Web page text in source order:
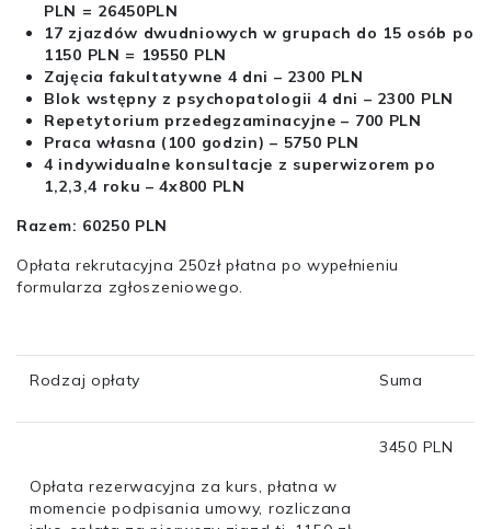
PLN = 26450PLN
17 zjazdów dwudniowych w grupach do 15 osób po
1150 PLN = 19550 PLN
Zajęcia fakultatywne 4 dni – 2300 PLN
Blok wstępny z psychopatologii 4 dni – 2300 PLN
Repetytorium przedegzaminacyjne – 700 PLN
Praca własna (100 godzin) – 5750 PLN
4 indywidualne konsultacje z superwizorem po
1,2,3,4 roku – 4x800 PLN
Razem: 60250 PLN
Opłata rekrutacyjna 250zł płatna po wypełnieniu
formularza zgłoszeniowego.
Rodzaj opłaty Suma
Opłata rezerwacyjna za kurs, płatna w
momencie podpisania umowy, rozliczana
3450 PLN